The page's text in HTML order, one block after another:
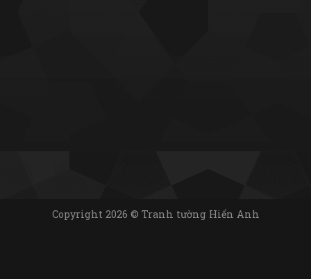
Copyright 2026 © Tranh tường Hiển Anh